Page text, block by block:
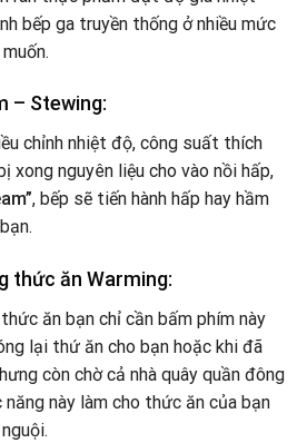
bếp ga truyền thống ở nhiều mức
– Stewing:
chỉnh nhiệt độ, công suất thích
xong nguyên liệu cho vào nồi hấp,
, bếp sẽ tiến hành hấp hay hầm
thức ăn Warming:
ăn bạn chỉ cần bấm phím này
lại thứ ăn cho bạn hoặc khi đã
còn chờ cả nhà quây quần đông
này làm cho thức ăn của bạn